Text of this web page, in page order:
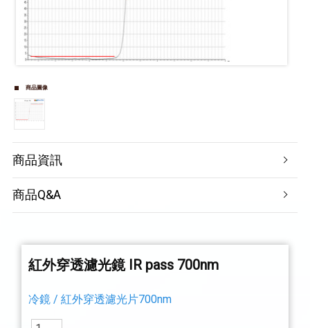
商品圖像
商品資訊
商品Q&A
紅外穿透濾光鏡 IR pass 700nm
冷鏡 / 紅外穿透濾光片700nm